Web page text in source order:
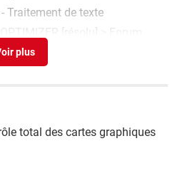
Traitement de texte
[résolu] >
Forum
total des cartes graphiques